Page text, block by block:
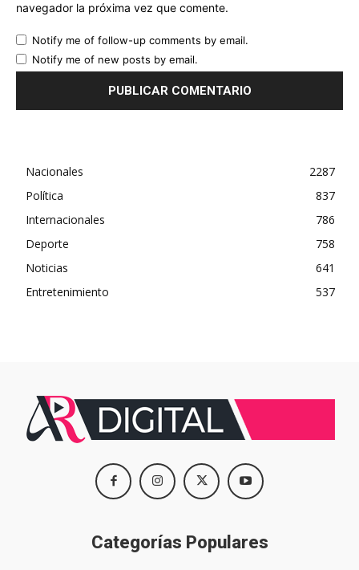
navegador la próxima vez que comente.
Notify me of follow-up comments by email.
Notify me of new posts by email.
Nacionales
2287
Política
837
Internacionales
786
Deporte
758
Noticias
641
Entretenimiento
537
Categorías Populares